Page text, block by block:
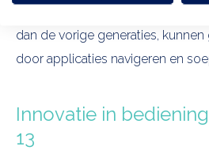
dan de vorige generaties,
door applicaties navigeren en
Innovatie in
13